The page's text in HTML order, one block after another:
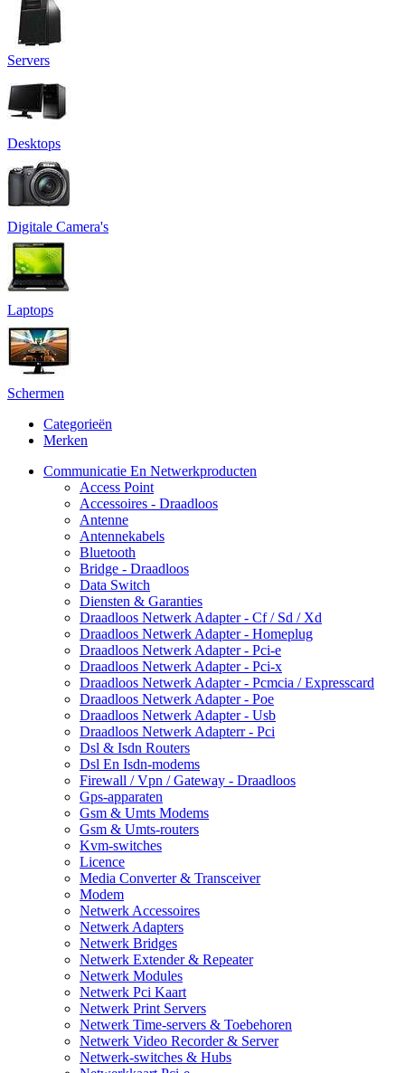
Servers
Desktops
Digitale Camera's
Laptops
Schermen
Categorieën
Merken
Communicatie En Netwerkproducten
Access Point
Accessoires - Draadloos
Antenne
Antennekabels
Bluetooth
Bridge - Draadloos
Data Switch
Diensten & Garanties
Draadloos Netwerk Adapter - Cf / Sd / Xd
Draadloos Netwerk Adapter - Homeplug
Draadloos Netwerk Adapter - Pci-e
Draadloos Netwerk Adapter - Pci-x
Draadloos Netwerk Adapter - Pcmcia / Expresscard
Draadloos Netwerk Adapter - Poe
Draadloos Netwerk Adapter - Usb
Draadloos Netwerk Adapterr - Pci
Dsl & Isdn Routers
Dsl En Isdn-modems
Firewall / Vpn / Gateway - Draadloos
Gps-apparaten
Gsm & Umts Modems
Gsm & Umts-routers
Kvm-switches
Licence
Media Converter & Transceiver
Modem
Netwerk Accessoires
Netwerk Adapters
Netwerk Bridges
Netwerk Extender & Repeater
Netwerk Modules
Netwerk Pci Kaart
Netwerk Print Servers
Netwerk Time-servers & Toebehoren
Netwerk Video Recorder & Server
Netwerk-switches & Hubs